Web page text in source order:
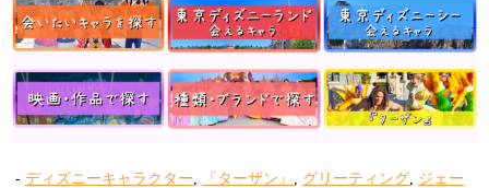
- ディズニーキャラクター 『ターザン』 グリーティング ジェー